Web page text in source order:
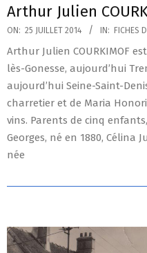
Arthur Julien
2014-
07-
25
ON: 25 JUILLET 2014 IN: FICHES
Arthur Julien COURKIMOF
lès-Gonesse, aujourd’hui
aujourd’hui Seine-Saint-
charretier et de Maria
vins. Parents de cinq
Georges, né en 1880, Célina
née